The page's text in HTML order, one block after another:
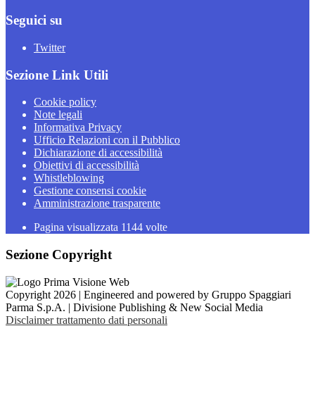
Seguici su
Twitter
Sezione Link Utili
Cookie policy
Note legali
Informativa Privacy
Ufficio Relazioni con il Pubblico
Dichiarazione di accessibilità
Obiettivi di accessibilità
Whistleblowing
Gestione consensi cookie
Amministrazione trasparente
Pagina visualizzata 1144 volte
Sezione Copyright
Copyright 2026 | Engineered and powered by Gruppo Spaggiari
Parma S.p.A. | Divisione Publishing & New Social Media
Disclaimer trattamento dati personali